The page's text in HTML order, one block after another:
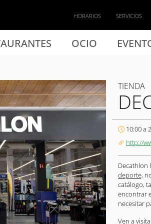
OCIO
HORARIOS SERVICIOS
TIENDA
10:00 a
http://
Decathlon
deporte,
catálogo,
encontrar
necesitar
Ven a